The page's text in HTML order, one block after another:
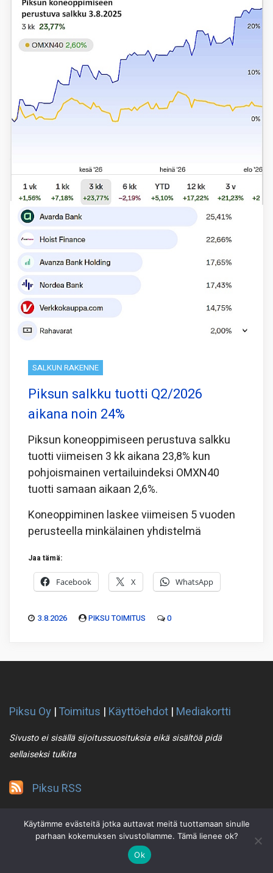
SALKUN RAKENNE
Piksun salkku tuotti Q2/2026
aikana noin 24%
Piksun koneoppimiseen perustuva salkku
tuotti viimeisen 3 kk aikana 23,8% kun
pohjoismainen vertailuindeksi OMXN40
tuotti samaan aikaan 2,6%.
Koneoppiminen laskee viimeisen 5 vuoden
perusteella minkälainen yhdistelmä
Jaa tämä:
Facebook X WhatsApp
3.8.2026 PIKSU TOIMITUS 0
Piksu Oy |Toimitus | Käyttöehdot | Mediakortti
Sivusto ei sisällä sijoitussuosituksia eikä sisältöä pidä
sellaiseksi tulkita
Piksu RSS
Käytämme evästeitä jotka auttavat meitä tuottamaan sinulle
parhaan kokemuksen sivustollamme. Tämä lienee ok?
Ok